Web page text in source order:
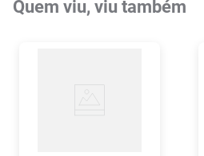
Quem viu, viu também